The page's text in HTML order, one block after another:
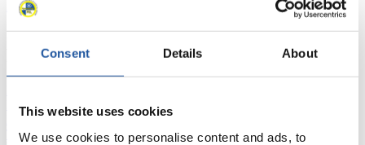
Consent Details About
This website uses cookies
We use cookies to personalise content and ads, to
Aktuell
FIL LIVE TV
Rodeln
Highlights YOG Gangwon 2024
Ergebnis-Live-Ticker Kunstbahn
Tippspiel